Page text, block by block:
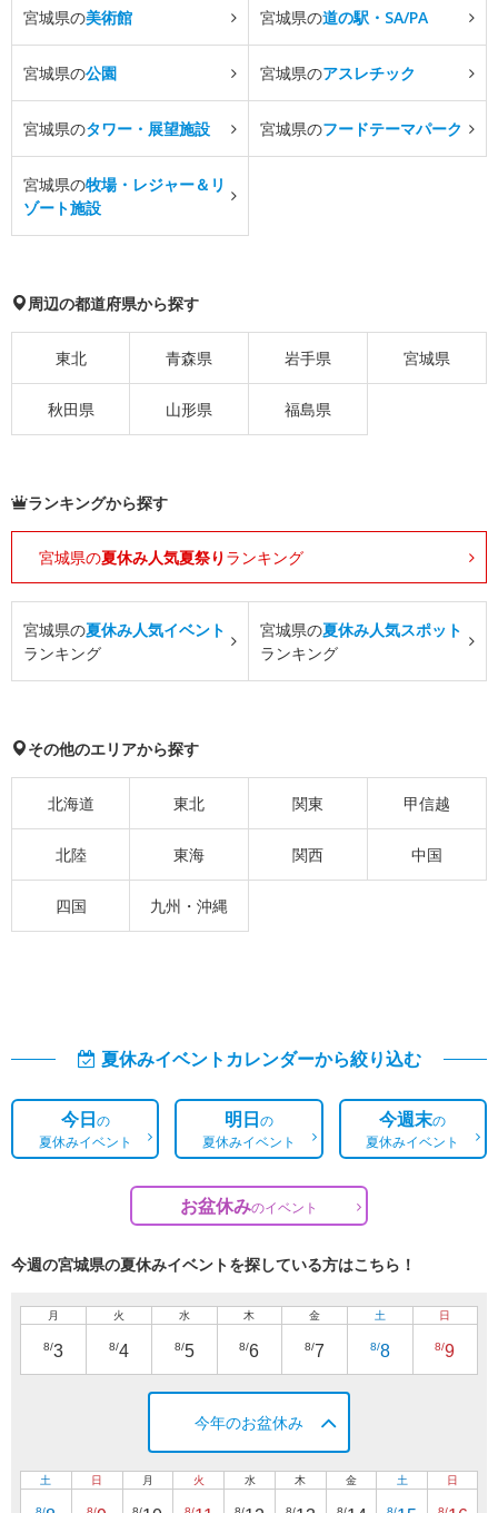
宮城県の美術館 宮城県の道の駅・SA/PA
宮城県の公園 宮城県のアスレチック
宮城県のタワー・展望施設 宮城県のフードテーマパーク
宮城県の牧場・レジャー＆リ
ゾート施設
周辺の都道府県から探す
東北 青森県 岩手県 宮城県
秋田県 山形県 福島県
ランキングから探す
宮城県の夏休み人気夏祭り ランキング
宮城県の夏休み人気イベント
ランキング
宮城県の夏休み人気スポット
ランキング
その他のエリアから探す
北海道 東北 関東 甲信越
北陸 東海 関西 中国
四国 九州・沖縄
夏休みイベントカレンダーから絞り込む
今日の
夏休みイベント
明日の
夏休みイベント
今週末の
夏休みイベント
お盆休みのイベント
今週の宮城県の夏休みイベントを探している方はこちら！
月
8/3
火
8/4
水
8/5
木
8/6
金
8/7
土
8/8
日
8/9
今年のお盆休み
土 日 月 火 水 木 金 土 日